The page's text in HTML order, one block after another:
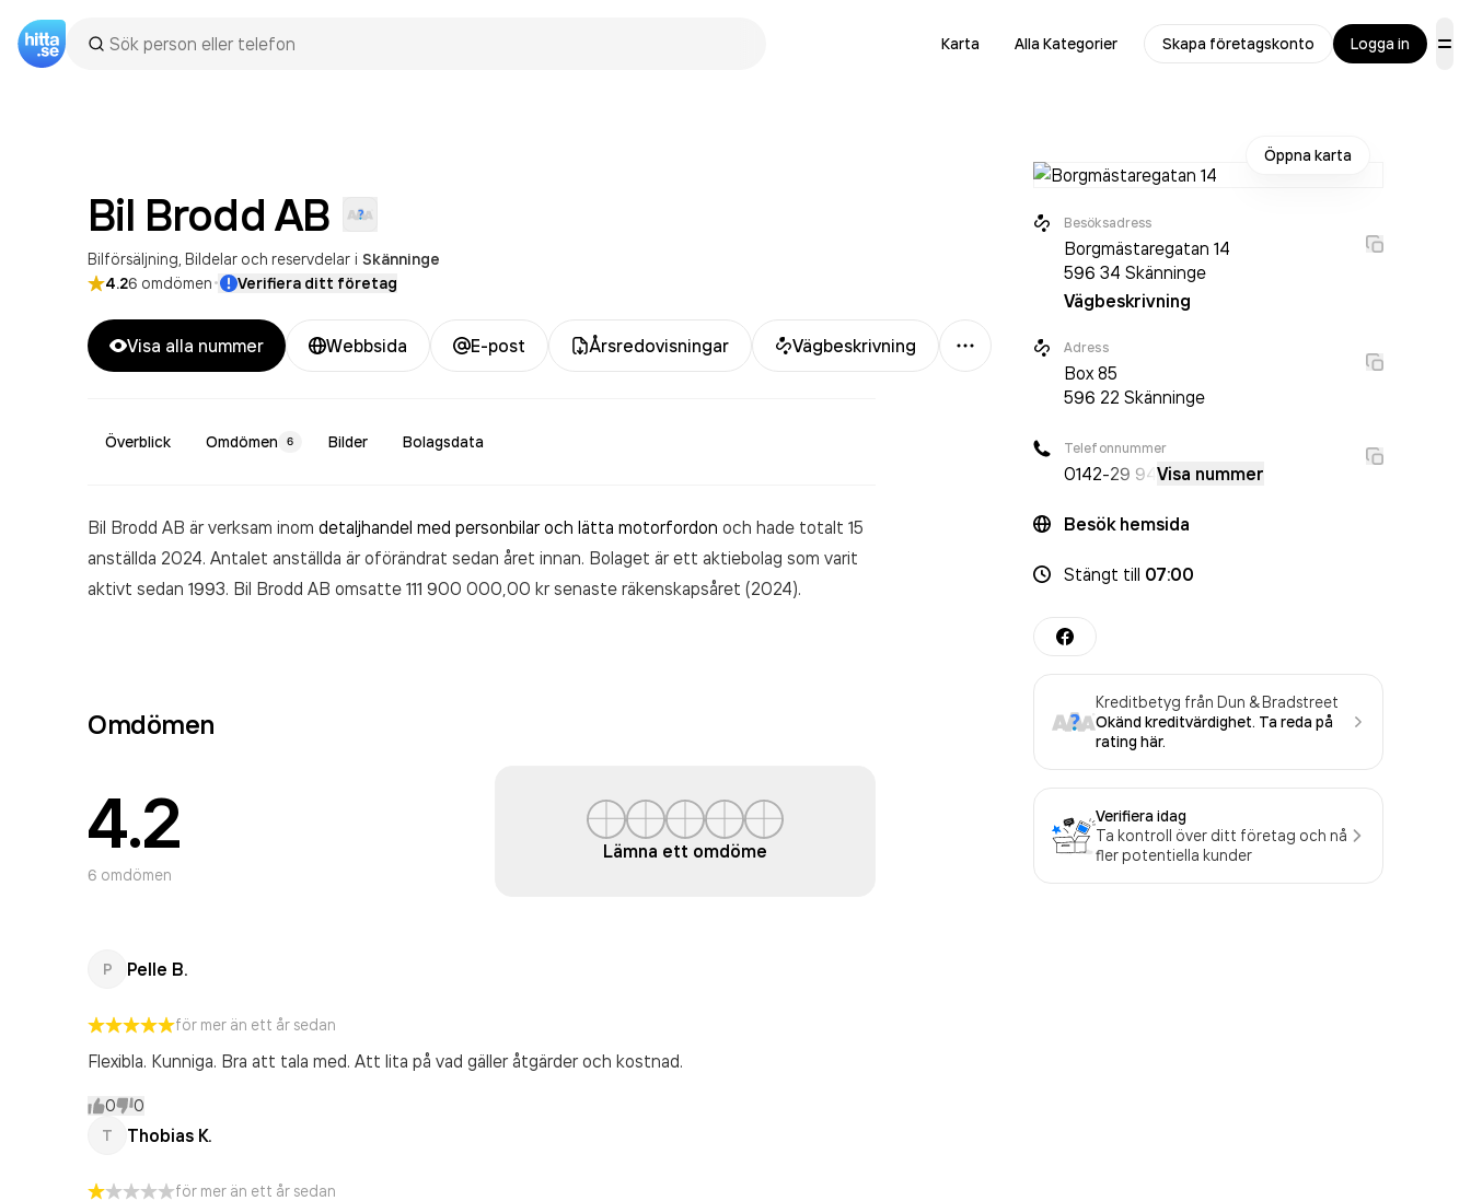
Karta Alla Kategorier Skapa företagskonto Logga in
Bil Brodd AB
Bilförsäljning Bildelar och reservdelar i Skänninge
4.26 omdömen· Verifiera ditt företag
Visa alla nummer Webbsida E-post Årsredovisningar Vägbeskrivning
Mer
Överblick Omdömen 6 Bilder Bolagsdata
Bil Brodd AB är verksam inom detaljhandel med personbilar och lätta motorfordon och hade totalt 15
anställda 2024. Antalet anställda är oförändrat sedan året innan. Bolaget är ett aktiebolag som varit
aktivt sedan 1993. Bil Brodd AB omsatte 111 900 000,00 krsenaste räkenskapsåret (2024).
Omdömen
4.2
6 omdömen
Lämna ett omdöme
P Pelle B.
för mer än ett år sedan
Flexibla. Kunniga. Bra att tala med. Att lita på vad gäller åtgärder och kostnad.
0 0
T Thobias K.
för mer än ett år sedan
Öppna karta
Besöksadress
Borgmästaregatan 14
596 34 Skänninge
Vägbeskrivning
Adress
Box85
596 22 Skänninge
Telefonnummer
0142-29 94 Visa nummer
Besök hemsida
Stängt till 07:00
Kreditbetyg från Dun & Bradstreet
Okänd kreditvärdighet. Ta reda på
rating här.
Verifiera idag
Ta kontroll över ditt företag och nå
fler potentiella kunder